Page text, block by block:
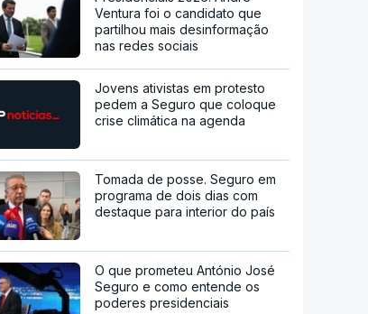
Ventura foi o candidato que
partilhou mais desinformação
nas redes sociais
Jovens ativistas em protesto
pedem a Seguro que coloque
crise climática na agenda
Tomada de posse. Seguro em
programa de dois dias com
destaque para interior do país
O que prometeu António José
Seguro e como entende os
poderes presidenciais